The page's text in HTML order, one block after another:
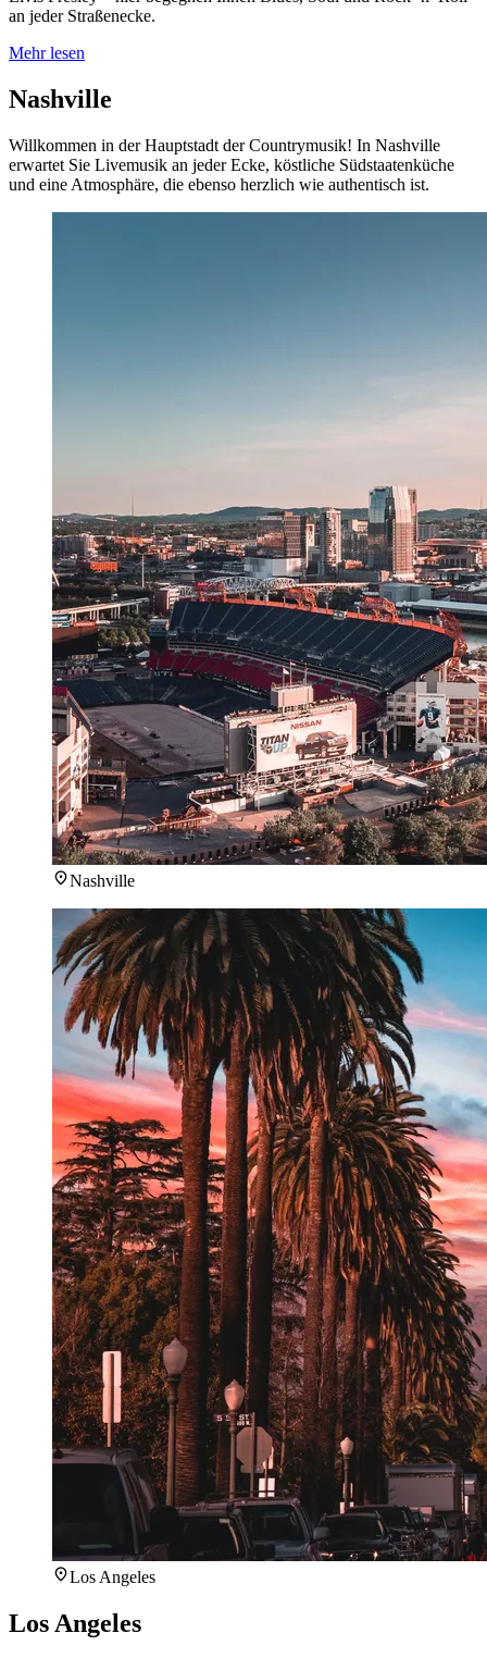
an jeder Straßenecke.
Mehr lesen
Nashville
Willkommen in der Hauptstadt der Countrymusik! In Nashville
erwartet Sie Livemusik an jeder Ecke, köstliche Südstaatenküche
und eine Atmosphäre, die ebenso herzlich wie authentisch ist.
Nashville
Los Angeles
Los Angeles